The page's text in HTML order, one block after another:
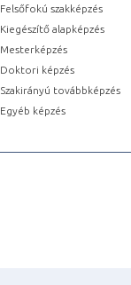
Felsőfokú szakképzés
Kiegészítő alapképzés
Mesterképzés
Doktori képzés
Szakirányú továbbképzés
Egyéb képzés